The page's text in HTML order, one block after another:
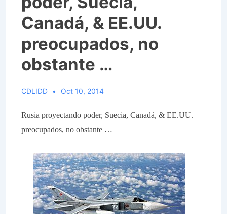
Canadá, & EE.UU.
preocupados, no
obstante …
CDLIDD Oct 10, 2014
Rusia proyectando poder, Suecia, Canadá, & EE.UU.
preocupados, no obstante …